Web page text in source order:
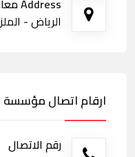
Address معالم الطريق
الرياض -
ارقام اتصال مؤسسة
رقم الاتصال